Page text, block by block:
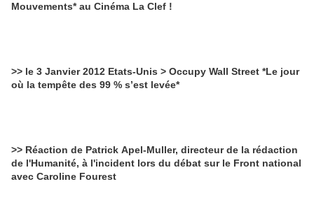
Mouvements* au Cinéma La Clef !
>> le 3 Janvier 2012 Etats-Unis > Occupy Wall Street *Le jour
où la tempête des 99 % s’est levée*
>> Réaction de Patrick Apel-Muller, directeur de la rédaction
de l'Humanité, à l'incident lors du débat sur le Front national
avec Caroline Fourest